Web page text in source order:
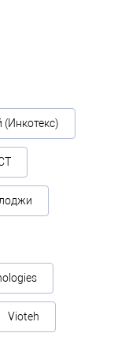
(Инкотекс)
Vioteh